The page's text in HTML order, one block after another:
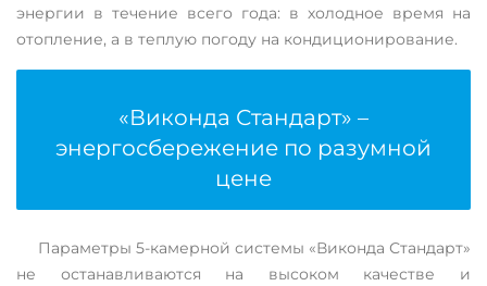
энергии в течение всего года: в холодное время на
отопление, а в теплую погоду на кондиционирование.
«Виконда Стандарт» –
энергосбережение по разумной
цене
Параметры 5-камерной системы «Виконда Стандарт»
не останавливаются на высоком качестве и